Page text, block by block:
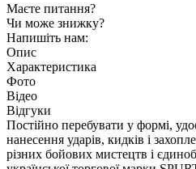
Маєте питання?
Чи може знижку?
Напишіть нам:
Опис
Характеристика
Фото
Відео
Відгуки
Постійно перебувати у формі,
нанесення ударів, кидків і
різних бойових мистецтв і